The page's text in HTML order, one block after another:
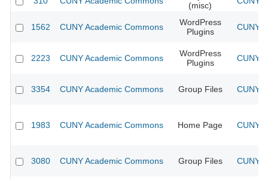
(misc)
1562 CUNY Academic Commons
WordPress
Plugins
CUNY
2223 CUNY Academic Commons
WordPress
Plugins
CUNY
3354 CUNY Academic Commons Group Files CUNY
1983 CUNY Academic Commons Home Page CUNY
3080 CUNY Academic Commons Group Files CUNY